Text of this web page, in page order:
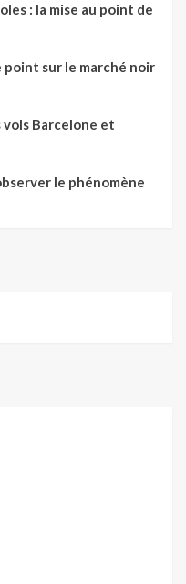
: la mise au point de
point sur le marché noir
Barcelone et
le phénomène